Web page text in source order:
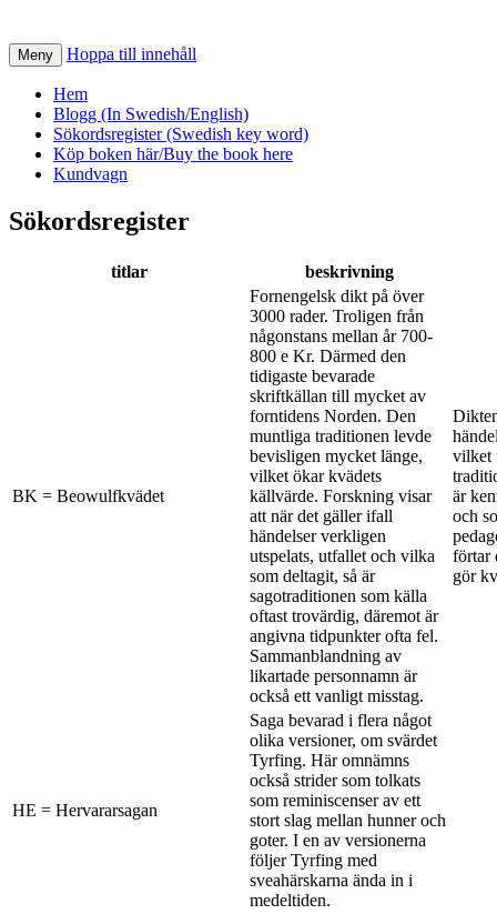
Meny Hoppa till innehåll
Hem
Blogg (In Swedish/English)
Sökordsregister (Swedish key word)
Köp boken här/Buy the book here
Kundvagn
Sökordsregister
titlar beskrivning
BK = Beowulfkvädet
Fornengelsk dikt på över
3000 rader. Troligen från
någonstans mellan år 700-
800 e Kr. Därmed den
tidigaste bevarade
skriftkällan till mycket av
forntidens Norden. Den
muntliga traditionen levde
bevisligen mycket länge,
vilket ökar kvädets
källvärde. Forskning visar
att när det gäller ifall
händelser verkligen
utspelats, utfallet och vilka
som deltagit, så är
sagotraditionen som källa
oftast trovärdig, däremot är
angivna tidpunkter ofta fel.
Sammanblandning av
likartade personnamn är
också ett vanligt misstag.
vilket
är
och
förtar
gör
HE = Hervararsagan
Saga bevarad i flera något
olika versioner, om svärdet
Tyrfing. Här omnämns
också strider som tolkats
som reminiscenser av ett
stort slag mellan hunner och
goter. I en av versionerna
följer Tyrfing med
sveahärskarna ända in i
medeltiden.